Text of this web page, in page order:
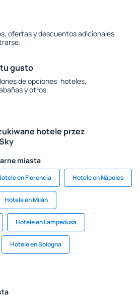
ofertas y descuentos adicionales
gusto
de opciones: hoteles,
y otros.
hotele przez
miasta
en Florencia Hotele en Nápoles
Hotele en Milán
Hotele en Lampedusa
Hotele en Bologna